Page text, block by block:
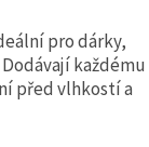
pro dárky,
každému
před vlhkostí a